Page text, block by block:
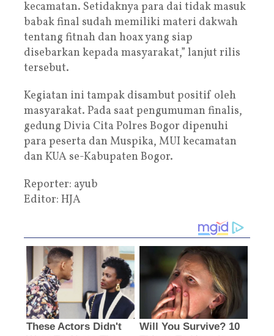
kecamatan. Setidaknya para dai tidak masuk
babak final sudah memiliki materi dakwah
tentang fitnah dan hoax yang siap
disebarkan kepada masyarakat,” lanjut rilis
tersebut.
Kegiatan ini tampak disambut positif oleh
masyarakat. Pada saat pengumuman finalis,
gedung Divia Cita Polres Bogor dipenuhi
para peserta dan Muspika, MUI kecamatan
dan KUA se-Kabupaten Bogor.
Reporter: ayub
Editor: HJA